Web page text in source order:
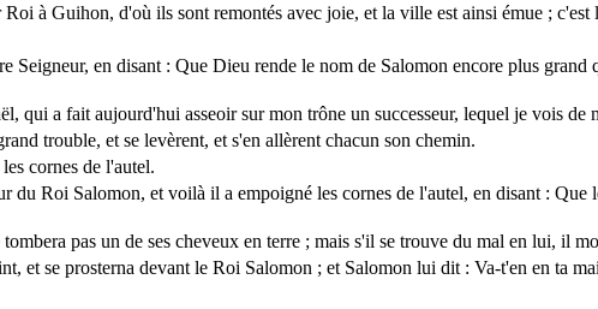
à Guihon, d'où ils sont remontés avec joie, et la ville est ainsi émue ; c'est
en disant : Que Dieu rende le nom de Salomon encore plus
qui a fait aujourd'hui asseoir sur mon trône un successeur, lequel je vois de
trouble, et se levèrent, et s'en allèrent chacun son chemin.
cornes de l'autel.
du Roi Salomon, et voilà il a empoigné les cornes de l'autel, en disant :
pas un de ses cheveux en terre ; mais s'il se trouve du mal en lui, il
et se prosterna devant le Roi Salomon ; et Salomon lui dit : Va-t'en en ta